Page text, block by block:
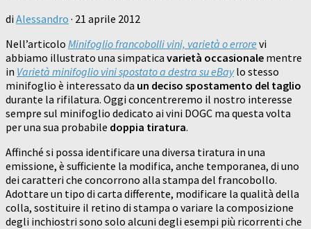
di Alessandro · 21 aprile 2012
Nell’articolo Minifoglio francobolli vini, varietà o errore vi
abbiamo illustrato una simpatica varietà occasionale mentre
in Varietà minifoglio vini spostato a destra su eBaylo stesso
minifoglio è interessato da un deciso spostamento del taglio
durante la rifilatura. Oggi concentreremo il nostro interesse
sempre sul minifoglio dedicato ai vini DOGC ma questa volta
per una sua probabile doppia tiratura.
Affinché si possa identificare una diversa tiratura in una
emissione, è sufficiente la modifica, anche temporanea, di uno
dei caratteri che concorrono alla stampa del francobollo.
Adottare un tipo di carta differente, modificare la qualità della
colla, sostituire il retino di stampa o variare la composizione
degli inchiostri sono solo alcuni degli esempi più ricorrenti che